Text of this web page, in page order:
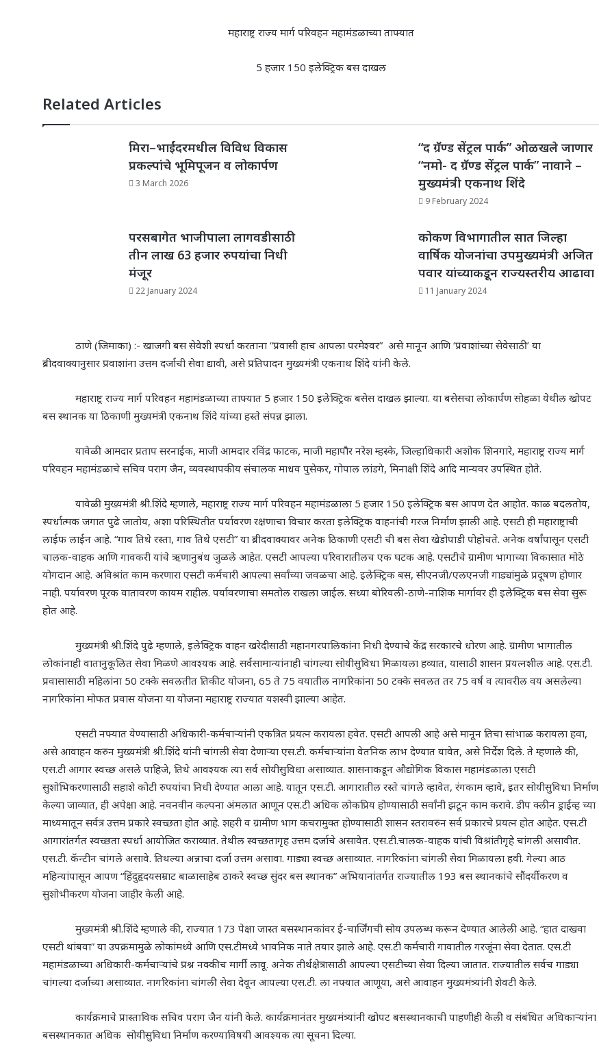
महाराष्ट्र राज्य मार्ग परिवहन महामंडळाच्या ताफ्यात
5 हजार 150 इलेक्ट्रिक बस दाखल
Related Articles
मिरा–भाईंदरमधील विविध विकास
प्रकल्पांचे भूमिपूजन व लोकार्पण
3 March 2026
“द ग्रॅण्ड सेंट्रल पार्क” ओळखले जाणार
“नमो- द ग्रॅण्ड सेंट्रल पार्क” नावाने –
मुख्यमंत्री एकनाथ शिंदे
9 February 2024
परसबागेत भाजीपाला लागवडीसाठी
तीन लाख 63 हजार रुपयांचा निधी
मंजूर
22 January 2024
कोकण विभागातील सात जिल्हा
वार्षिक योजनांचा उपमुख्यमंत्री अजित
पवार यांच्याकडून राज्यस्तरीय आढावा
11 January 2024
ठाणे (जिमाका) :- खाजगी बस सेवेशी स्पर्धा करताना “प्रवासी हाच आपला परमेश्वर” असे मानून आणि ‘प्रवाशांच्या सेवेसाठी’ या
ब्रीदवाक्यानुसार प्रवाशांना उत्तम दर्जाची सेवा द्यावी, असे प्रतिपादन मुख्यमंत्री एकनाथ शिंदे यांनी केले.
महाराष्ट्र राज्य मार्ग परिवहन महामंडळाच्या ताफ्यात 5 हजार 150 इलेक्ट्रिक बसेस दाखल झाल्या. या बसेसचा लोकार्पण सोहळा येथील खोपट
बस स्थानक या ठिकाणी मुख्यमंत्री एकनाथ शिंदे यांच्या हस्ते संपन्न झाला.
यावेळी आमदार प्रताप सरनाईक, माजी आमदार रविंद्र फाटक, माजी महापौर नरेश म्हस्के, जिल्हाधिकारी अशोक शिनगारे, महाराष्ट्र राज्य मार्ग
परिवहन महामंडळाचे सचिव पराग जैन, व्यवस्थापकीय संचालक माधव पुसेकर, गोपाल लांडगे, मिनाक्षी शिंदे आदि मान्यवर उपस्थित होते.
यावेळी मुख्यमंत्री श्री.शिंदे म्हणाले, महाराष्ट्र राज्य मार्ग परिवहन महामंडळाला 5 हजार 150 इलेक्ट्रिक बस आपण देत आहोत. काळ बदलतोय,
स्पर्धात्मक जगात पुढे जातोय, अशा परिस्थितीत पर्यावरण रक्षणाचा विचार करता इलेक्ट्रिक वाहनांची गरज निर्माण झाली आहे. एसटी ही महाराष्ट्राची
लाईफ लाईन आहे. “गाव तिथे रस्ता, गाव तिथे एसटी” या ब्रीदवाक्यावर अनेक ठिकाणी एसटी ची बस सेवा खेडोपाडी पोहोचते. अनेक वर्षांपासून एसटी
चालक-वाहक आणि गावकरी यांचे ऋणानुबंध जुळले आहेत. एसटी आपल्या परिवारातीलच एक घटक आहे. एसटीचे ग्रामीण भागाच्या विकासात मोठे
योगदान आहे. अविश्रांत काम करणारा एसटी कर्मचारी आपल्या सर्वांच्या जवळचा आहे. इलेक्ट्रिक बस, सीएनजी/एलएनजी गाड्यांमुळे प्रदूषण होणार
नाही. पर्यावरण पूरक वातावरण कायम राहील. पर्यावरणाचा समतोल राखला जाईल. सध्या बोरिवली-ठाणे-नाशिक मार्गावर ही इलेक्ट्रिक बस सेवा सुरू
होत आहे.
मुख्यमंत्री श्री.शिंदे पुढे म्हणाले, इलेक्ट्रिक वाहन खरेदीसाठी महानगरपालिकांना निधी देण्याचे केंद्र सरकारचे धोरण आहे. ग्रामीण भागातील
लोकांनाही वातानुकूलित सेवा मिळणे आवश्यक आहे. सर्वसामान्यांनाही चांगल्या सोयीसुविधा मिळायला हव्यात, यासाठी शासन प्रयत्नशील आहे. एस.टी.
प्रवासासाठी महिलांना 50 टक्के सवलतीत तिकीट योजना, 65 ते 75 वयातील नागरिकांना 50 टक्के सवलत तर 75 वर्ष व त्यावरील वय असलेल्या
नागरिकांना मोफत प्रवास योजना या योजना महाराष्ट्र राज्यात यशस्वी झाल्या आहेत.
एसटी नफ्यात येण्यासाठी अधिकारी-कर्मचाऱ्यांनी एकत्रित प्रयत्न करायला हवेत. एसटी आपली आहे असे मानून तिचा सांभाळ करायला हवा,
असे आवाहन करुन मुख्यमंत्री श्री.शिंदे यांनी चांगली सेवा देणाऱ्या एस.टी. कर्मचाऱ्यांना वेतनिक लाभ देण्यात यावेत, असे निर्देश दिले. ते म्हणाले की,
एस.टी आगार स्वच्छ असले पाहिजे, तिथे आवश्यक त्या सर्व सोयीसुविधा असाव्यात. शासनाकडून औद्योगिक विकास महामंडळाला एसटी
सुशोभिकरणासाठी सहाशे कोटी रुपयांचा निधी देण्यात आला आहे. यातून एस.टी. आगारातील रस्ते चांगले व्हावेत, रंगकाम व्हावे, इतर सोयीसुविधा निर्माण
केल्या जाव्यात, ही अपेक्षा आहे. नवनवीन कल्पना अंमलात आणून एस.टी अधिक लोकप्रिय होण्यासाठी सर्वांनी झटून काम करावे. डीप क्लीन ड्राईव्ह च्या
माध्यमातून सर्वत्र उत्तम प्रकारे स्वच्छता होत आहे. शहरी व ग्रामीण भाग कचरामुक्त होण्यासाठी शासन स्तरावरुन सर्व प्रकारचे प्रयत्न होत आहेत. एस.टी
आगारांतर्गत स्वच्छता स्पर्धा आयोजित कराव्यात. तेथील स्वच्छतागृह उत्तम दर्जाचे असावेत. एस.टी.चालक-वाहक यांची विश्रांतीगृहे चांगली असावीत.
एस.टी. कॅन्टीन चांगले असावे. तिथल्या अन्नाचा दर्जा उत्तम असावा. गाड्या स्वच्छ असाव्यात. नागरिकांना चांगली सेवा मिळायला हवी. गेल्या आठ
महिन्यांपासून आपण “हिंदुहृदयसम्राट बाळासाहेब ठाकरे स्वच्छ सुंदर बस स्थानक” अभियानांतर्गत राज्यातील 193 बस स्थानकांचे सौंदर्यीकरण व
सुशोभीकरण योजना जाहीर केली आहे.
मुख्यमंत्री श्री.शिंदे म्हणाले की, राज्यात 173 पेक्षा जास्त बसस्थानकांवर ई-चार्जिंगची सोय उपलब्ध करून देण्यात आलेली आहे. “हात दाखवा
एसटी थांबवा” या उपक्रमामुळे लोकांमध्ये आणि एस.टीमध्ये भावनिक नाते तयार झाले आहे. एस.टी कर्मचारी गावातील गरजूंना सेवा देतात. एस.टी
महामंडळाच्या अधिकारी-कर्मचाऱ्यांचे प्रश्न नक्कीच मार्गी लावू. अनेक तीर्थक्षेत्रासाठी आपल्या एसटीच्या सेवा दिल्या जातात. राज्यातील सर्वच गाड्या
चांगल्या दर्जाच्या असाव्यात. नागरिकांना चांगली सेवा देवून आपल्या एस.टी. ला नफ्यात आणूया, असे आवाहन मुख्यमंत्र्यांनी शेवटी केले.
कार्यक्रमाचे प्रास्ताविक सचिव पराग जैन यांनी केले. कार्यक्रमानंतर मुख्यमंत्र्यांनी खोपट बसस्थानकाची पाहणीही केली व संबंधित अधिकाऱ्यांना
बसस्थानकात अधिक सोयीसुविधा निर्माण करण्याविषयी आवश्यक त्या सूचना दिल्या.